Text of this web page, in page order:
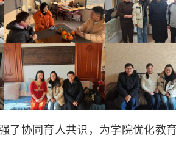
了协同育人共识，为学院优化教